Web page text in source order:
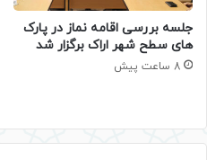
جلسه بررسی اقامه نماز در پارک
های سطح شهر اراک برگزار شد
8 ساعت پیش